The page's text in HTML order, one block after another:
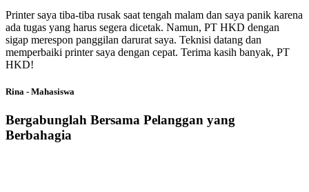
Printer saya tiba-tiba rusak saat tengah malam dan saya panik karena
ada tugas yang harus segera dicetak. Namun, PT HKD dengan
sigap merespon panggilan darurat saya. Teknisi datang dan
memperbaiki printer saya dengan cepat. Terima kasih banyak, PT
HKD!
Rina - Mahasiswa
Bergabunglah Bersama Pelanggan yang
Berbahagia